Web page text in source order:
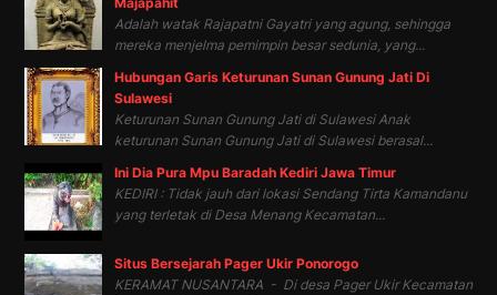
Adalah watak Rajapatni Gayatri yang agung, sehingga
mereka menjelma pemimpin besar sedunia, yang...
Hubungan Garis Keturunan Sunan Gunung Jati Di
Sulawesi
Keturunan Sunan Gunung Jati di Sulawesi Anak
keturunan Sunan Gunung Jati di Sulawesi berasal...
Ini Dia Pura Mpu Baradah Kediri Jawa Timur
KEDIRI : Tidak jauh dari lokasi Sendang Tirta Kamandanu
yang terletak di Desa Menang Kecamatan...
Situs Bersejarah Pager Ukir Ponorogo
KERAMAT NUSANTARA - Di desa Pager Ukir Kecamatan